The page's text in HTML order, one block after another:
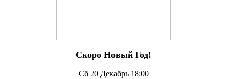
Скоро Новый Год!
Сб 20 Декабрь 18:00